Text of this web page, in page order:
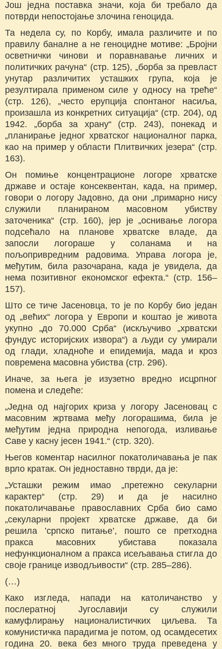
Још једна поставка значи, која би требало да
потврди непостојање злочина геноцида.
Та недела су, по Корбу, имала различите и по
правилу баналне а не геноцидне мотиве: „Бројни
осветнички чинови и поравнавање личних и
политичких рачуна“ (стр. 125), „борба за превласт
унутар различитих усташких група, која је
резултирала применом силе у односу на треће“
(стр. 126), „често ерупција спонтаног насиља,
произашла из конкретних ситуација“ (стр. 204), од
1942. „борба за храну“ (стр. 243), понекад и
„планирање једног хрватског националног парка,
као на пример у области Плитвичких језера“ (стр.
163).
Он помиње концентрационе логоре хрватске
државе и остаје консеквентан, када, на пример,
говори о логору Јадовно, да они „примарно нису
служили планираном масовном убиству
заточеника“ (стр. 160), јер је „оснивање логора
подсећало на планове хрватске владе, да
запосли логораше у соланама и на
пољопривредним радовима. Управа логора је,
међутим, била разочарана, када је увидела, да
нема позитивног економског ефекта.“ (стр. 156–
157).
Што се тиче Јасеновца, то је по Корбу био један
од „већих“ логора у Европи и коштао је живота
укупно „до 70.000 Срба“ (искључиво „хрватски
фундус историјских извора“) а људи су умирали
од глади, хладноће и епидемија, мада и кроз
повремена масовна убиства (стр. 296).
Иначе, за њега је изузетно вредно исцрпног
помена и следеће:
„Једна од најгорих криза у логору Јасеновац с
масовним жртвама међу логорашима, била је
међутим једна природна непогода, изливање
Саве у касну јесен 1941.“ (стр. 320).
Његов коментар насилног покатоличавања је пак
врло кратак. Он једноставно тврди, да је:
„Усташки режим имао „претежно секуларни
карактер“ (стр. 29) и да је насилно
покатоличавање православних Срба био само
„секуларни пројект хрватске државе, да би
решила ’српско питање’, пошто се претходна
пракса масовних убистава показала
нефункционалном а пракса исељавања стигла до
своје границе изводљивости“ (стр. 285–286).
(…)
Како изгледа, напади на католичанство у
послератној Југославији су служили
камуфлирању националистичких циљева. Та
комунистичка парадигма је потом, од осамдесетих
година 20. века без много труда преведена у